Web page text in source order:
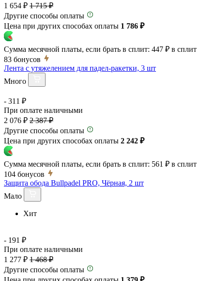
1 654 ₽ 1 715 ₽
Другие способы оплаты
Цена при других способах оплаты 1 786 ₽
Сумма месячной платы, если брать в сплит: 447 ₽ в сплит
83 бонусов
Лента с утяжелением для падел-ракетки, 3 шт
Много
- 311 ₽
При оплате наличными
2 076 ₽ 2 387 ₽
Другие способы оплаты
Цена при других способах оплаты 2 242 ₽
Сумма месячной платы, если брать в сплит: 561 ₽ в сплит
104 бонусов
Защита обода Bullpadel PRO, Чёрная, 2 шт
Мало
Хит
- 191 ₽
При оплате наличными
1 277 ₽ 1 468 ₽
Другие способы оплаты